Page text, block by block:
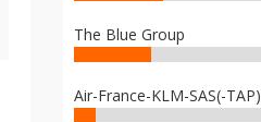
The Blue Group
Air-France-KLM-SAS(-TAP)